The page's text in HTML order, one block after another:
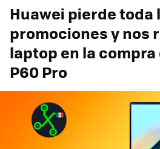
Huawei pierde toda
promociones y nos
laptop en la compra
P60 Pro